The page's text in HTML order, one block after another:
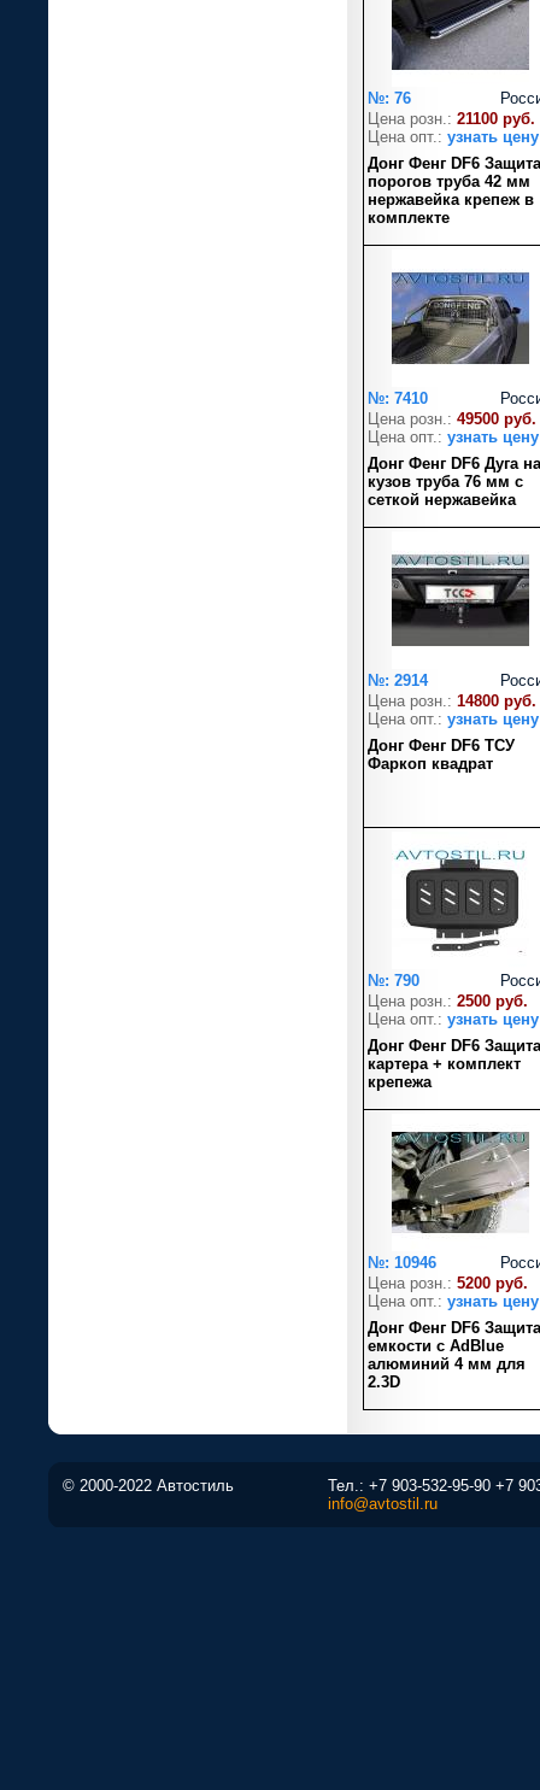
№: 76
Цена розн.: 21100 руб.
Цена опт.: узнать цену
Донг Фенг DF6 Защита
порогов труба 42 мм
нержавейка крепеж в
комплекте
№: 7410
Цена розн.: 49500 руб.
Цена опт.: узнать цену
Донг Фенг DF6 Дуга на
кузов труба 76 мм с
сеткой нержавейка
№: 2914
Цена розн.: 14800 руб.
Цена опт.: узнать цену
Донг Фенг DF6 ТСУ
Фаркоп квадрат
№: 790
Цена розн.: 2500 руб.
Цена опт.: узнать цену
Донг Фенг DF6 Защита
картера + комплект
крепежа
№: 10946
Цена розн.: 5200 руб.
Цена опт.: узнать цену
Донг Фенг DF6 Защита
емкости с AdBlue
алюминий 4 мм для
2.3D
© 2000-2022 Автостиль Тел.: +7 903-532-95-90 +7
info@avtostil.ru